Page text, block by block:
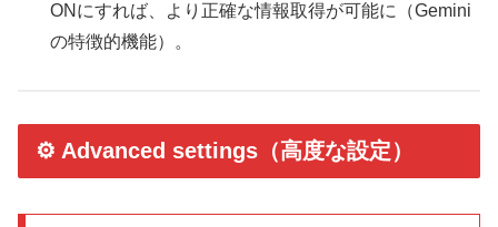
ONにすれば、より正確な情報取得が可能に（Gemini
の特徴的機能）。
⚙ Advanced settings（高度な設定）